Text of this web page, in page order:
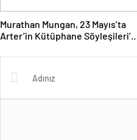
Murathan Mungan, 23 Mayıs’ta
Arter’in Kütüphane Söyleşileri’ne